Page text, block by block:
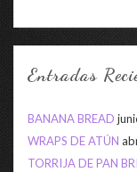
Entradas
BANANA BREAD
WRAPS DE ATÚN
TORRIJA DE PAN